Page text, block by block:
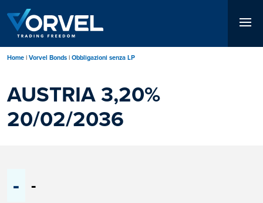
contenuto
principale
Home Vorvel Bonds Obbligazioni senza LP
AUSTRIA 3,20%
20/02/2036
- -